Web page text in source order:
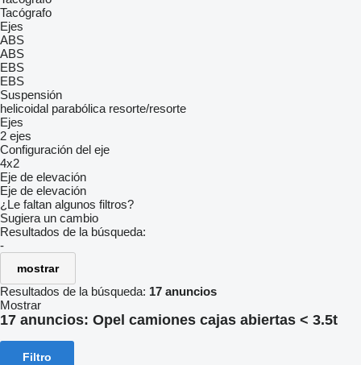
Tacógrafo
Ejes
ABS
ABS
EBS
EBS
Suspensión
helicoidal parabólica resorte/resorte
Ejes
2 ejes
Configuración del eje
4x2
Eje de elevación
Eje de elevación
¿Le faltan algunos filtros?
Sugiera un cambio
Resultados de la búsqueda:
-
mostrar
Resultados de la búsqueda: 17 anuncios
Mostrar
17 anuncios: Opel camiones cajas abiertas < 3.5t
Filtro